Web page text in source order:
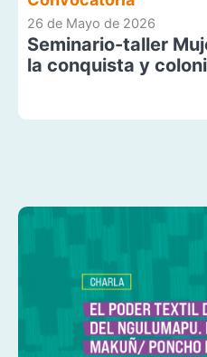
26 de Mayo de 2026
Seminario-taller
la conquista y